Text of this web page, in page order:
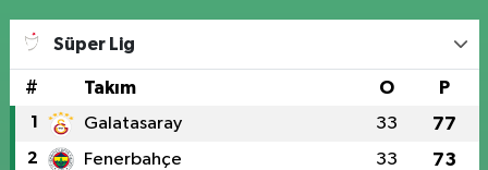
Süper Lig
# Takım O P
1 Galatasaray 33 77
2 Fenerbahçe 33 73